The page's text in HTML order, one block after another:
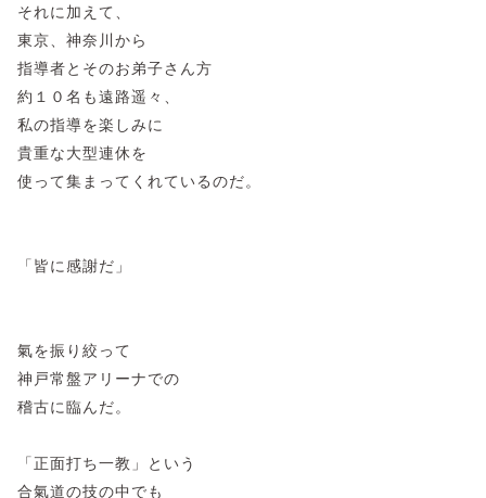
それに加えて、
東京、神奈川から
指導者とそのお弟子さん方
約１０名も遠路遥々、
私の指導を楽しみに
貴重な大型連休を
使って集まってくれているのだ。
「皆に感謝だ」
氣を振り絞って
神戸常盤アリーナでの
稽古に臨んだ。
「正面打ち一教」という
合氣道の技の中でも